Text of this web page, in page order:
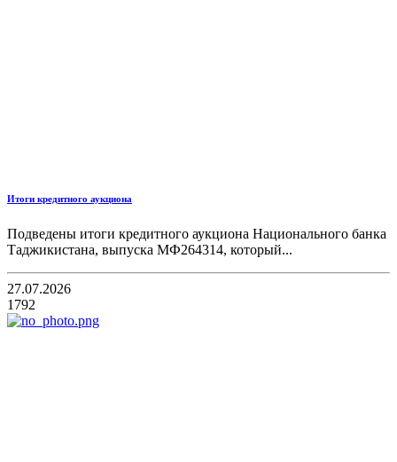
Итоги кредитного аукциона
Подведены итоги кредитного аукциона Национального банка
Таджикистана, выпуска МФ264314, который...
27.07.2026
1792